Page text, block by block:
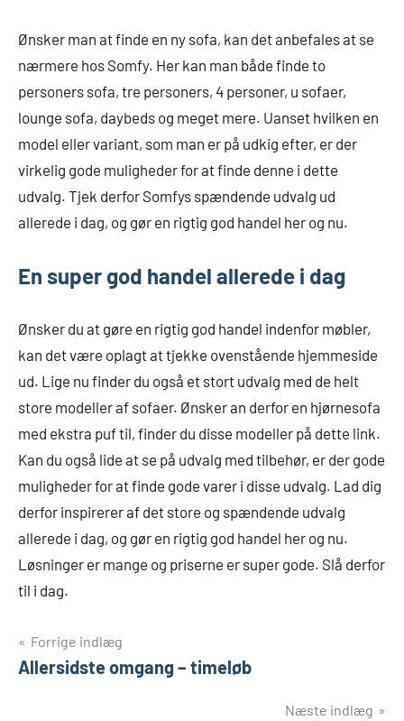
Ønsker man at finde en ny sofa, kan det anbefales at se
nærmere hos Somfy. Her kan man både finde to
personers sofa, tre personers, 4 personer, u sofaer,
lounge sofa, daybeds og meget mere. Uanset hvilken en
model eller variant, som man er på udkig efter, er der
virkelig gode muligheder for at finde denne i dette
udvalg. Tjek derfor Somfys spændende udvalg ud
allerede i dag, og gør en rigtig god handel her og nu.
En super god handel allerede i dag
Ønsker du at gøre en rigtig god handel indenfor møbler,
kan det være oplagt at tjekke ovenstående hjemmeside
ud. Lige nu finder du også et stort udvalg med de helt
store modeller af sofaer. Ønsker an derfor en hjørnesofa
med ekstra puf til, finder du disse modeller på dette link.
Kan du også lide at se på udvalg med tilbehør, er der gode
muligheder for at finde gode varer i disse udvalg. Lad dig
derfor inspirerer af det store og spændende udvalg
allerede i dag, og gør en rigtig god handel her og nu.
Løsninger er mange og priserne er super gode. Slå derfor
til i dag.
Indlægsnavigation
Forrige indlæg
Allersidste omgang – timeløb
Næste indlæg